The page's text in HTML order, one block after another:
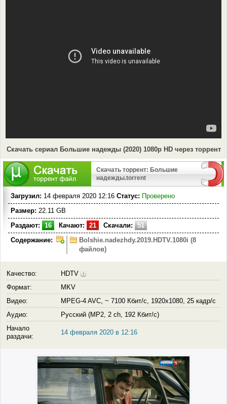
Скачать сериал Большие надежды (2020) 1080p HD через торрент
Скачать торрент: Большие
надежды.torrent
Загрузил: 14 февраля 2020 12:16 Статус: Проверено
Размер: 22.11 GB
Раздают:
16 Качают: 21 Скачали:
51
Содержание:
Bolshie.nadezhdy.2019.HDTV.1080i (8
файлов)
Качество:
HDTV
Формат:
MKV
Видео:
MPEG-4 AVC, ~ 7100 Кбит/с, 1920x1080, 25 кадр/с
Аудио:
Русский (MP2, 2 ch, 192 Кбит/с)
Начало
раздачи:
14 февраля 2020 в 12:16